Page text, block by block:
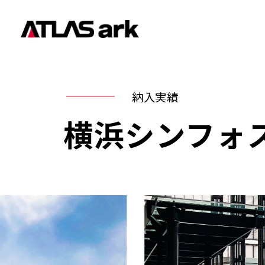
納入実績
横浜シンフォ